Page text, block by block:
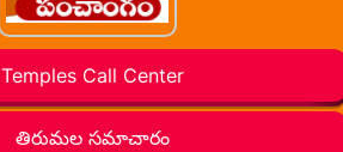
Temples Call Center
తిరుమల సమాచారం